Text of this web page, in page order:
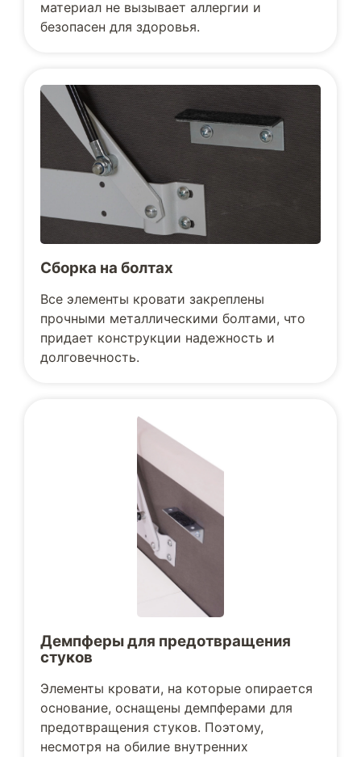
материал не вызывает аллергии и
безопасен для здоровья.
Сборка на болтах
Все элементы кровати закреплены
прочными металлическими болтами, что
придает конструкции надежность и
долговечность.
Демпферы для предотвращения
стуков
Элементы кровати, на которые опирается
основание, оснащены демпферами для
предотвращения стуков. Поэтому,
несмотря на обилие внутренних